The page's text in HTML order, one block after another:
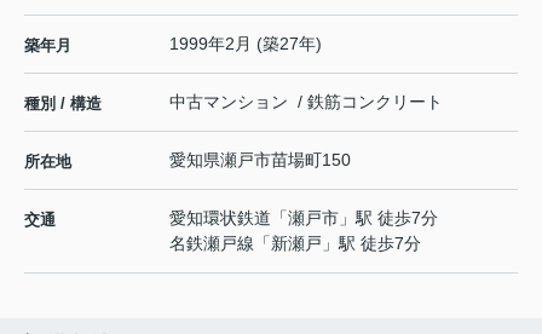
築年月 1999年2月 (築27年)
種別 / 構造 中古マンション / 鉄筋コンクリート
所在地 愛知県瀬戸市苗場町150
交通 愛知環状鉄道 「瀬戸市 」駅 徒歩7分
名鉄瀬戸線 「新瀬戸 」駅 徒歩7分